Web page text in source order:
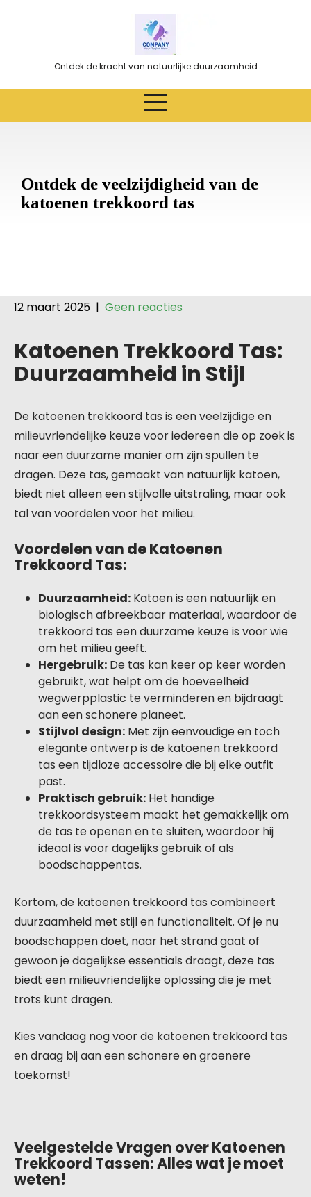
Ontdek de kracht van natuurlijke duurzaamheid
Ontdek de veelzijdigheid van de
katoenen trekkoord tas
12 maart 2025 | Geen reacties
Katoenen Trekkoord Tas:
Duurzaamheid in Stijl
De katoenen trekkoord tas is een veelzijdige en
milieuvriendelijke keuze voor iedereen die op zoek is
naar een duurzame manier om zijn spullen te
dragen. Deze tas, gemaakt van natuurlijk katoen,
biedt niet alleen een stijlvolle uitstraling, maar ook
tal van voordelen voor het milieu.
Voordelen van de Katoenen
Trekkoord Tas:
Duurzaamheid: Katoen is een natuurlijk en
biologisch afbreekbaar materiaal, waardoor de
trekkoord tas een duurzame keuze is voor wie
om het milieu geeft.
Hergebruik: De tas kan keer op keer worden
gebruikt, wat helpt om de hoeveelheid
wegwerpplastic te verminderen en bijdraagt
aan een schonere planeet.
Stijlvol design: Met zijn eenvoudige en toch
elegante ontwerp is de katoenen trekkoord
tas een tijdloze accessoire die bij elke outfit
past.
Praktisch gebruik: Het handige
trekkoordsysteem maakt het gemakkelijk om
de tas te openen en te sluiten, waardoor hij
ideaal is voor dagelijks gebruik of als
boodschappentas.
Kortom, de katoenen trekkoord tas combineert
duurzaamheid met stijl en functionaliteit. Of je nu
boodschappen doet, naar het strand gaat of
gewoon je dagelijkse essentials draagt, deze tas
biedt een milieuvriendelijke oplossing die je met
trots kunt dragen.
Kies vandaag nog voor de katoenen trekkoord tas
en draag bij aan een schonere en groenere
toekomst!
Veelgestelde Vragen over Katoenen
Trekkoord Tassen: Alles wat je moet
weten!